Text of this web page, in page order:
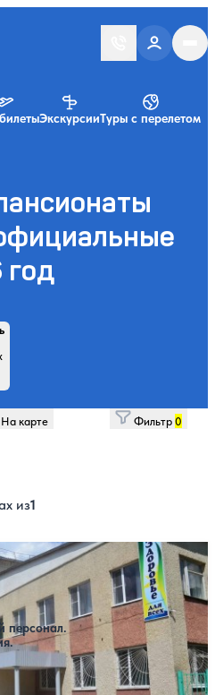
ЭкскурсииТуры с перелетом
На карте Фильтр0
из1
персонал.
мест на выбранные даты
вариант